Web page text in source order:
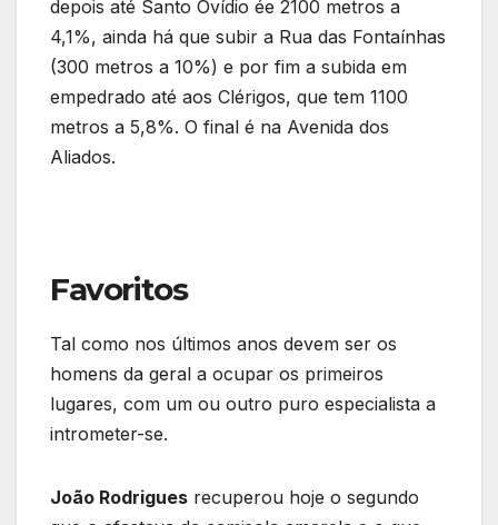
depois até Santo Ovídio ée 2100 metros a
4,1%, ainda há que subir a Rua das Fontaínhas
(300 metros a 10%) e por fim a subida em
empedrado até aos Clérigos, que tem 1100
metros a 5,8%. O final é na Avenida dos
Aliados.
Favoritos
Tal como nos últimos anos devem ser os
homens da geral a ocupar os primeiros
lugares, com um ou outro puro especialista a
intrometer-se.
João Rodrigues recuperou hoje o segundo